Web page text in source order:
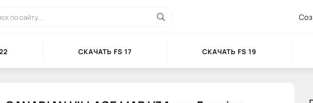
СКАЧАТЬ FS 17 СКАЧАТЬ FS 19